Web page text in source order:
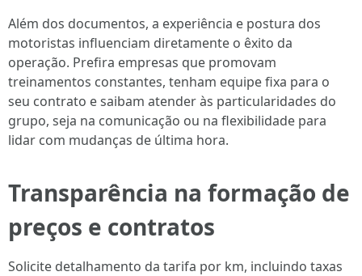
Além dos documentos, a experiência e postura dos
motoristas influenciam diretamente o êxito da
operação. Prefira empresas que promovam
treinamentos constantes, tenham equipe fixa para o
seu contrato e saibam atender às particularidades do
grupo, seja na comunicação ou na flexibilidade para
lidar com mudanças de última hora.
Transparência na formação de
preços e contratos
Solicite detalhamento da tarifa por km, incluindo taxas